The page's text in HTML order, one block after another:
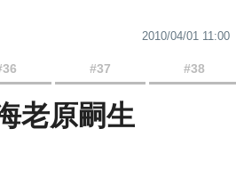
2010/04/01 11:00
#37 #38
老原嗣生